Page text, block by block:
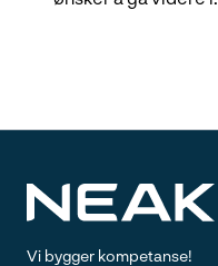
Vi bygger kompetanse!